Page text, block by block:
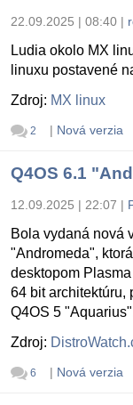
22.09.2025 | 08:40 |
Ludia okolo MX
linuxu postavené
Zdroj: MX linux
2 | Nová verzia
Q4OS 6.1
12.09.2025 | 22:07 |
Bola vydaná nová
"Andromeda",
desktopom
64 bit architektúru,
Q4OS 5
Zdroj:
6 | Nová verzia